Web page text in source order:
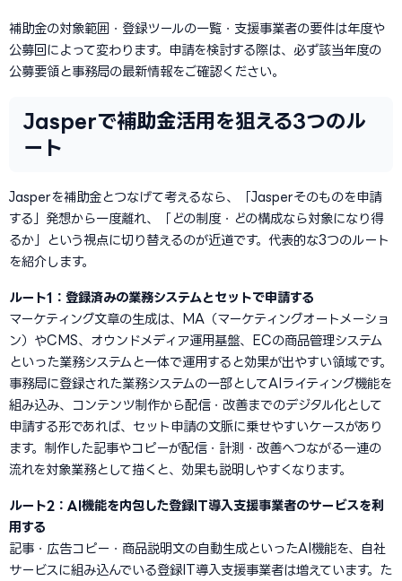
補助金の対象範囲・登録ツールの一覧・支援事業者の要件は年度や
公募回によって変わります。申請を検討する際は、必ず該当年度の
公募要領と事務局の最新情報をご確認ください。
Jasperで補助金活用を狙える3つのル
ート
Jasperを補助金とつなげて考えるなら、「Jasperそのものを申請
する」発想から一度離れ、「どの制度・どの構成なら対象になり得
るか」という視点に切り替えるのが近道です。代表的な3つのルート
を紹介します。
ルート1：登録済みの業務システムとセットで申請する
マーケティング文章の生成は、MA（マーケティングオートメーショ
ン）やCMS、オウンドメディア運用基盤、ECの商品管理システム
といった業務システムと一体で運用すると効果が出やすい領域です。
事務局に登録された業務システムの一部としてAIライティング機能を
組み込み、コンテンツ制作から配信・改善までのデジタル化として
申請する形であれば、セット申請の文脈に乗せやすいケースがあり
ます。制作した記事やコピーが配信・計測・改善へつながる一連の
流れを対象業務として描くと、効果も説明しやすくなります。
ルート2：AI機能を内包した登録IT導入支援事業者のサービスを利
用する
記事・広告コピー・商品説明文の自動生成といったAI機能を、自社
サービスに組み込んでいる登録IT導入支援事業者は増えています。た